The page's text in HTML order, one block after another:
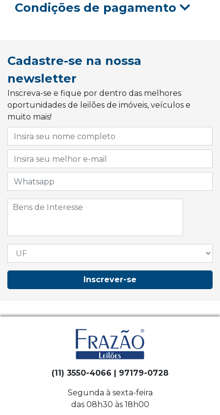
Condições de pagamento
Cadastre-se na nossa
newsletter
Inscreva-se e fique por dentro das melhores
oportunidades de leilões de imóveis, veículos e
muito mais!
Inscrever-se
(11) 3550-4066 | 97179-0728
Segunda à sexta-feira
das 08h30 às 18h00